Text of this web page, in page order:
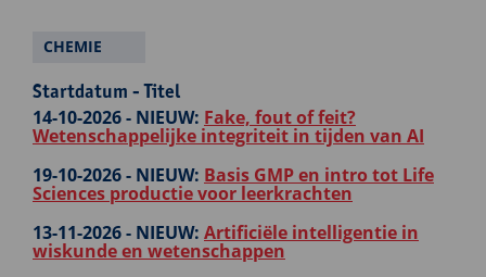
CHEMIE
Startdatum - Titel
14-10-2026 - NIEUW: Fake, fout of feit?
Wetenschappelijke integriteit in tijden van AI
19-10-2026 - NIEUW: Basis GMP en intro tot Life
Sciences productie voor leerkrachten
13-11-2026 - NIEUW: Artificiële intelligentie in
wiskunde en wetenschappen